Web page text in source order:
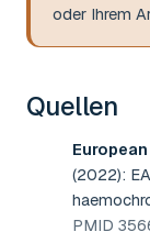
oder Ihrem
Quellen
(2022):
PMID